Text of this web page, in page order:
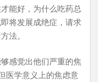
能好，为什么吃药总
将发展成绝症，请求
法。
感觉出他们严重的焦
医学意义上的焦虑意